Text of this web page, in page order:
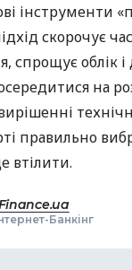
інструменти
скорочує
спрощує облік
на
правильно
втілити.
Банкінг